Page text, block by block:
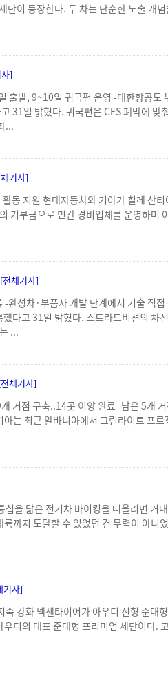
이 등장한다. 두 차는 단순한 노출 개
]
발, 9~10일 귀국편 운영 -대한항공
31일 밝혔다. 귀국편은 CES 폐막에
...
기사]
동 지원 현대자동차와 기아가 칠레 산
기부금으로 민간 경비업체를 운영하
[전체기사]
성차·부품사 개발 단계에서 기술 직
다고 31일 밝혔다. 스트라드비젼의
...
[전체기사]
거점 구축..14곳 이양 완료 -남은 5개
는 최근 알바니아에서 그린라이트 프
을 닮은 전기차 바이킹을 떠올리면
까지 도달할 수 있었던 건 무력이 아
기사]
강화 넥센타이어가 아우디 신형 준
디의 대표 준대형 프리미엄 세단이다.